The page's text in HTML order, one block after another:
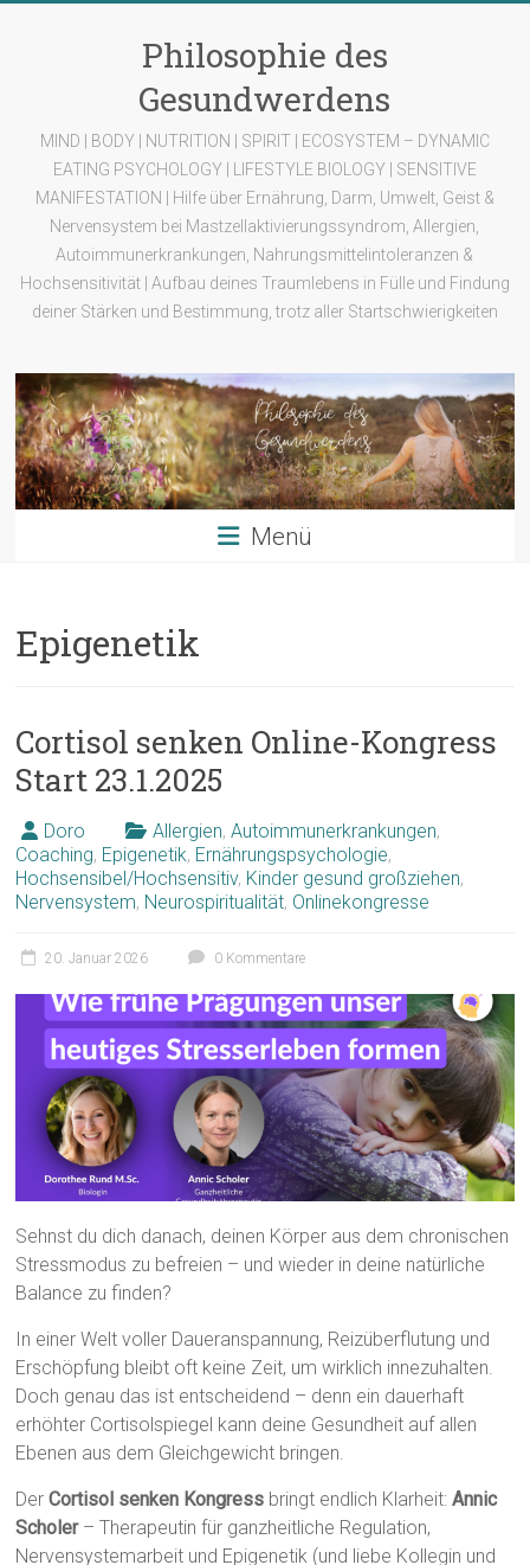
Philosophie des
Gesundwerdens
MIND | BODY | NUTRITION | SPIRIT | ECOSYSTEM – DYNAMIC
EATING PSYCHOLOGY | LIFESTYLE BIOLOGY | SENSITIVE
MANIFESTATION | Hilfe über Ernährung, Darm, Umwelt, Geist &
Nervensystem bei Mastzellaktivierungssyndrom, Allergien,
Autoimmunerkrankungen, Nahrungsmittelintoleranzen &
Hochsensitivität | Aufbau deines Traumlebens in Fülle und Findung
deiner Stärken und Bestimmung, trotz aller Startschwierigkeiten
Menü
Epigenetik
Cortisol senken Online-Kongress
Start 23.1.2025
Doro Allergien,Autoimmunerkrankungen,
Coaching, Epigenetik, Ernährungspsychologie,
Hochsensibel/Hochsensitiv, Kinder gesund großziehen,
Nervensystem, Neurospiritualität, Onlinekongresse
20. Januar 2026 0 Kommentare
Sehnst du dich danach, deinen Körper aus dem chronischen
Stressmodus zu befreien – und wieder in deine natürliche
Balance zu finden?
In einer Welt voller Daueranspannung, Reizüberflutung und
Erschöpfung bleibt oft keine Zeit, um wirklich innezuhalten.
Doch genau das ist entscheidend – denn ein dauerhaft
erhöhter Cortisolspiegel kann deine Gesundheit auf allen
Ebenen aus dem Gleichgewicht bringen.
DerCortisol senken Kongress bringt endlich Klarheit:Annic
Scholer– Therapeutin für ganzheitliche Regulation,
Nervensystemarbeit und Epigenetik (und liebe Kollegin und